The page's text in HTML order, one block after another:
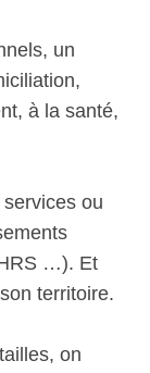
un
à la santé,
ou
…). Et
territoire.
on